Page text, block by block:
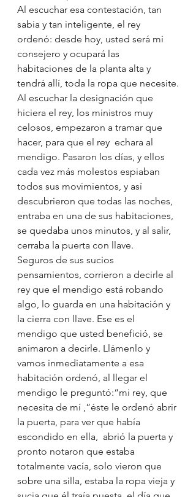
Al escuchar esa contestación, tan
sabia y tan inteligente, el rey
ordenó: desde hoy, usted será mi
consejero y ocupará las
habitaciones de la planta alta y
tendrá allí, toda la ropa que necesite.
Al escuchar la designación que
hiciera el rey, los ministros muy
celosos, empezaron a tramar que
hacer, para que el rey  echara al
mendigo. Pasaron los días, y ellos
cada vez más molestos espiaban
todos sus movimientos, y así
descubrieron que todas las noches,
entraba en una de sus habitaciones,
se quedaba unos minutos, y al salir,
cerraba la puerta con llave.
Seguros de sus sucios
pensamientos, corrieron a decirle al
rey que el mendigo está robando
algo, lo guarda en una habitación y
la cierra con llave. Ese es el
mendigo que usted benefició, se
animaron a decirle. Llámenlo y
vamos inmediatamente a esa
habitación ordenó, al llegar el
mendigo le preguntó:“mi rey, que
necesita de mí ,”éste le ordenó abrir
la puerta, para ver que había
escondido en ella,  abrió la puerta y
pronto notaron que estaba
totalmente vacía, solo vieron que
sobre una silla, estaba la ropa vieja y